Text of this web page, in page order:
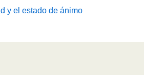
y el estado de ánimo